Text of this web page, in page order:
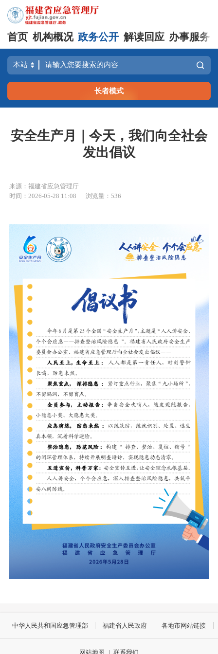
首页 机构概况 政务公开 解读回应 办事服务
长者模式
安全生产月｜今天，我们向全社会
发出倡议
来源：福建省应急管理厅
时间：2026-05-28 11:08
浏览量：536
中华人民共和国应急管理部 福建省人民政府 各地市网站链接
网站地图 | 联系我们